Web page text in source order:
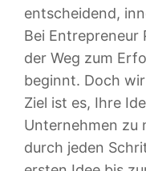
entscheidend,
Bei Entrepreneur
der Weg zum
beginnt. Doch
Ziel ist es, Ihre
Unternehmen zu
durch jeden